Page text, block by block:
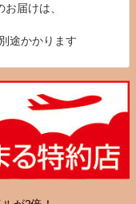
届けは、
途かかります